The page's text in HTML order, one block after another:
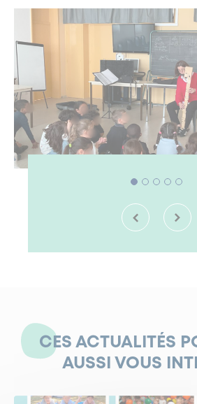
CES ACTUALITÉS
AUSSI VOUS